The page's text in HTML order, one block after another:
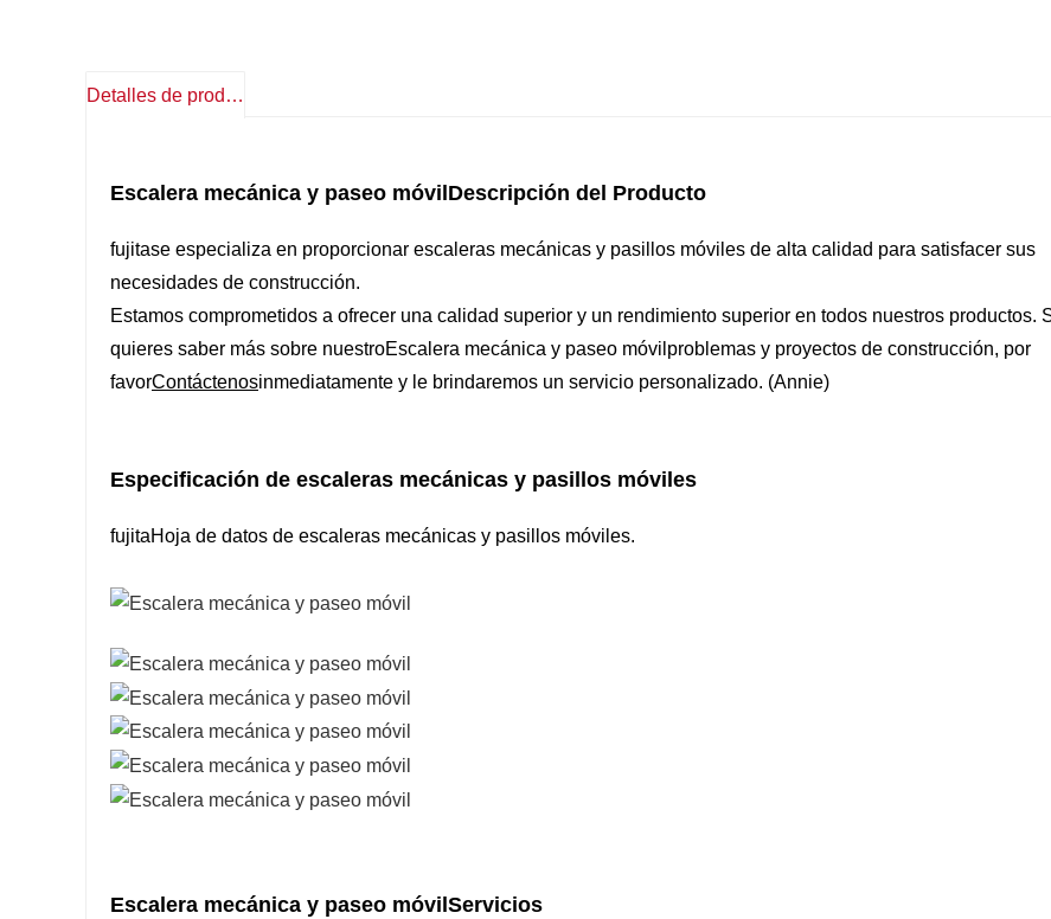
de necesidades, incluidos carritos de
facilidad de uso incomparables, el
Detalles de producto
Escalera mecánica y paseo móvil Descripción del Producto
fujitase especializa en proporcionar escaleras mecánicas y pasillos móviles de alta calidad para satisfacer sus
necesidades de construcción.
Estamos comprometidos a ofrecer una calidad superior y un rendimiento superior en todos nuestros productos.
quieres saber más sobre nuestroEscalera mecánica y paseo móvil problemas y proyectos de construcción, por
favorContáctenosinmediatamente y le brindaremos un servicio personalizado. (Annie)
Especificación de escaleras mecánicas y pasillos móviles
fujitaHoja de datos de escaleras mecánicas y pasillos móviles.
Escalera mecánica y paseo móvilServicios